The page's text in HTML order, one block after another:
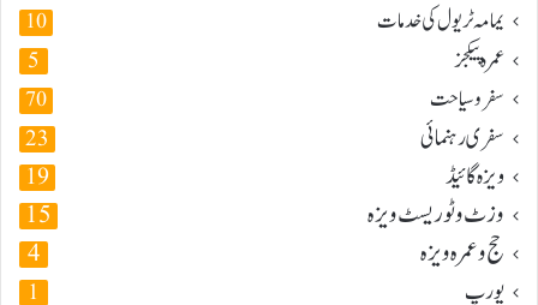
یمامہ ٹریول کی خدمات 10
عمرہ پیکجز 5
سفر و سیاحت 70
سفری رہنمائی 23
ویزہ گائیڈ 19
وزٹ و ٹوریسٹ ویزہ 15
حج و عمرہ ویزہ 4
یورپ 1